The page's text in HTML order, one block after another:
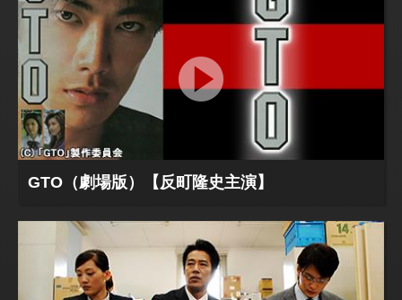
GTO（劇場版）【反町隆史主演】